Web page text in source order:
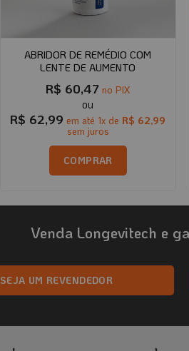
ABRIDOR DE REMÉDIO COM
LENTE DE AUMENTO
R$ 60,47 no PIX
R$ 62,99 em até 1x de R$ 62,99
sem juros
COMPRAR
Venda Longevitech e
SEJA UM REVENDEDOR